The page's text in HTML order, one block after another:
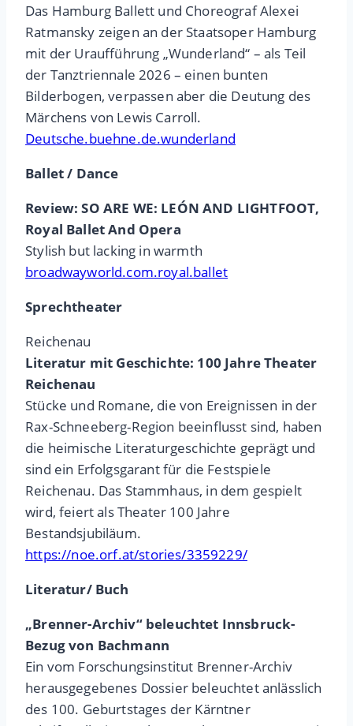
Das Hamburg Ballett und Choreograf Alexei
Ratmansky zeigen an der Staatsoper Hamburg
mit der Uraufführung „Wunderland“ – als Teil
der Tanztriennale 2026 – einen bunten
Bilderbogen, verpassen aber die Deutung des
Märchens von Lewis Carroll.
Deutsche.buehne.de.wunderland
Ballet / Dance
Review: SO ARE WE: LEÓN AND LIGHTFOOT,
Royal Ballet And Opera
Stylish but lacking in warmth
broadwayworld.com.royal.ballet
Sprechtheater
Reichenau
Literatur mit Geschichte: 100 Jahre Theater
Reichenau
Stücke und Romane, die von Ereignissen in der
Rax-Schneeberg-Region beeinflusst sind, haben
die heimische Literaturgeschichte geprägt und
sind ein Erfolgsgarant für die Festspiele
Reichenau. Das Stammhaus, in dem gespielt
wird, feiert als Theater 100 Jahre
Bestandsjubiläum.
https://noe.orf.at/stories/3359229/
Literatur/ Buch
„Brenner-Archiv“ beleuchtet Innsbruck-
Bezug von Bachmann
Ein vom Forschungsinstitut Brenner-Archiv
herausgegebenes Dossier beleuchtet anlässlich
des 100. Geburtstages der Kärntner